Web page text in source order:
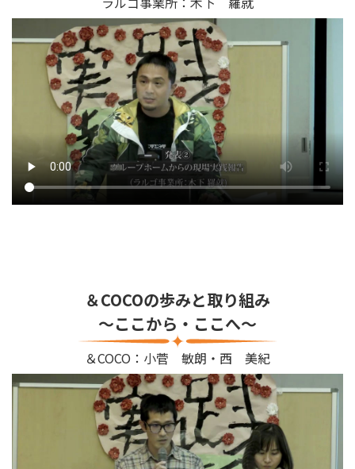
＆COCOの歩みと取り組み
～ここから・ここへ～
＆COCO：小菅 敏朗・西 美紀